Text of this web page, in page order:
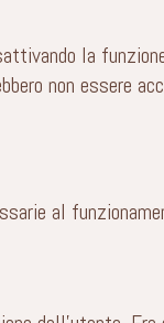
la
non essere
al